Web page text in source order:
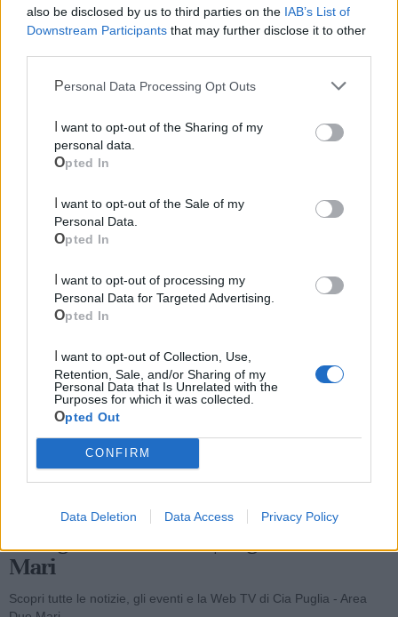
also be disclosed by us to third parties on the IAB’s List of
Downstream Participants that may further disclose it to other
Personal Data Processing Opt Outs
personal data.
Opted In
Personal Data.
Opted In
Personal Data for Targeted Advertising.
Opted In
Retention, Sale, and/or Sharing of my
Personal Data that Is Unrelated with the
Purposes for which it was collected.
Opted Out
CONFIRM
Data Deletion Data Access Privacy Policy
Mondo CIA
Mari
Scopri tutte le notizie, gli eventi e la Web TV di Cia Puglia - Area